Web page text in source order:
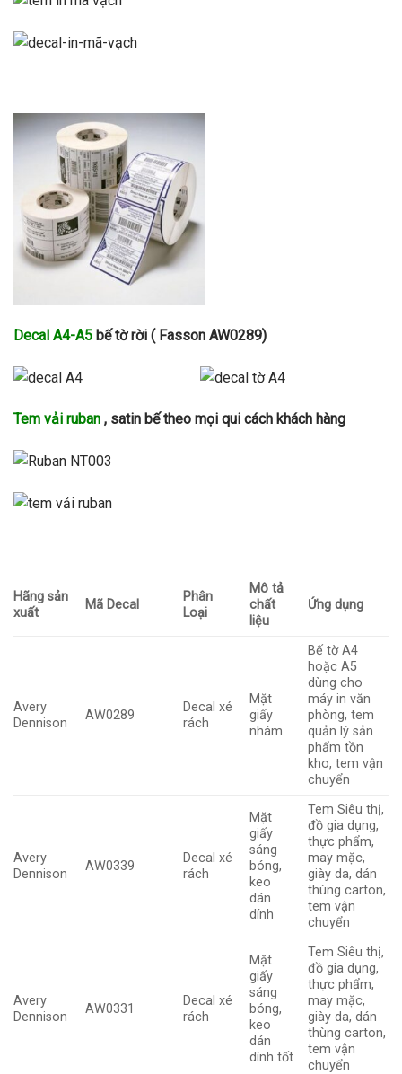
Decal A4-A5 bế tờ rời ( Fasson AW0289)
Tem vải ruban , satin bế theo mọi qui cách khách hàng
Hãng sản
xuất
Mã Decal
Phân
Loại
Mô tả
chất
liệu
Ứng dụng
Avery
Dennison
AW0289
Decal xé
rách
Mặt
giấy
nhám
Bế tờ A4
hoặc A5
dùng cho
máy in văn
phòng, tem
quản lý sản
phẩm tồn
kho, tem vận
chuyển
Avery
Dennison
AW0339
Decal xé
rách
Mặt
giấy
sáng
bóng,
keo
dán
dính
Tem Siêu thị,
đồ gia dụng,
thực phẩm,
may mặc,
giày da, dán
thùng carton,
tem vận
chuyển
Avery
Dennison
AW0331
Decal xé
rách
Mặt
giấy
sáng
bóng,
keo
dán
dính tốt
Tem Siêu thị,
đồ gia dụng,
thực phẩm,
may mặc,
giày da, dán
thùng carton,
tem vận
chuyển